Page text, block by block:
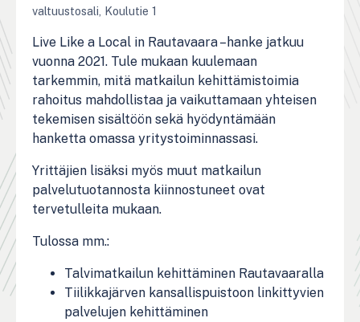
valtuustosali, Koulutie 1
Live Like a Local in Rautavaara –hanke jatkuu
vuonna 2021. Tule mukaan kuulemaan
tarkemmin, mitä matkailun kehittämistoimia
rahoitus mahdollistaa ja vaikuttamaan yhteisen
tekemisen sisältöön sekä hyödyntämään
hanketta omassa yritystoiminnassasi.
Yrittäjien lisäksi myös muut matkailun
palvelutuotannosta kiinnostuneet ovat
tervetulleita mukaan.
Tulossa mm.:
Talvimatkailun kehittäminen Rautavaaralla
Tiilikkajärven kansallispuistoon linkittyvien
palvelujen kehittäminen